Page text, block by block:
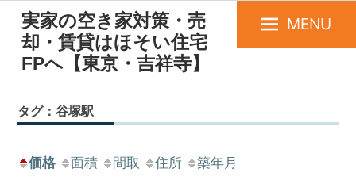
実家の空き家対策・売
却・賃貸はほそい住宅
FPへ【東京・吉祥寺】
MENU
タグ：谷塚駅
価格 面積 間取 住所 築年月